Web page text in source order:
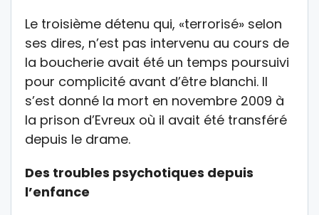
Le troisième détenu qui, «terrorisé» selon
ses dires, n’est pas intervenu au cours de
la boucherie avait été un temps poursuivi
pour complicité avant d’être blanchi. Il
s’est donné la mort en novembre 2009 à
la prison d’Evreux où il avait été transféré
depuis le drame.
Des troubles psychotiques depuis
l’enfance